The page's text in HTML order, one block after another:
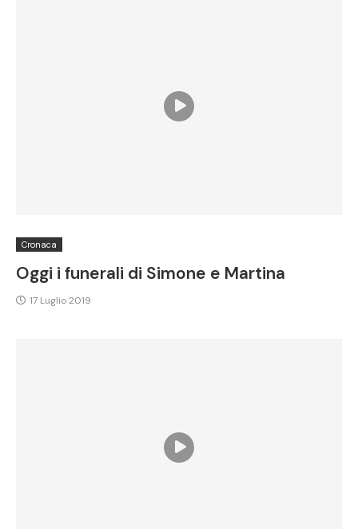
Cronaca
Oggi i funerali di Simone e Martina
17 Luglio 2019